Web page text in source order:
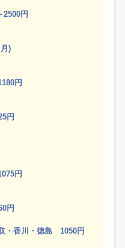
円
)
円
円
円
円
・香川・徳島 1050円